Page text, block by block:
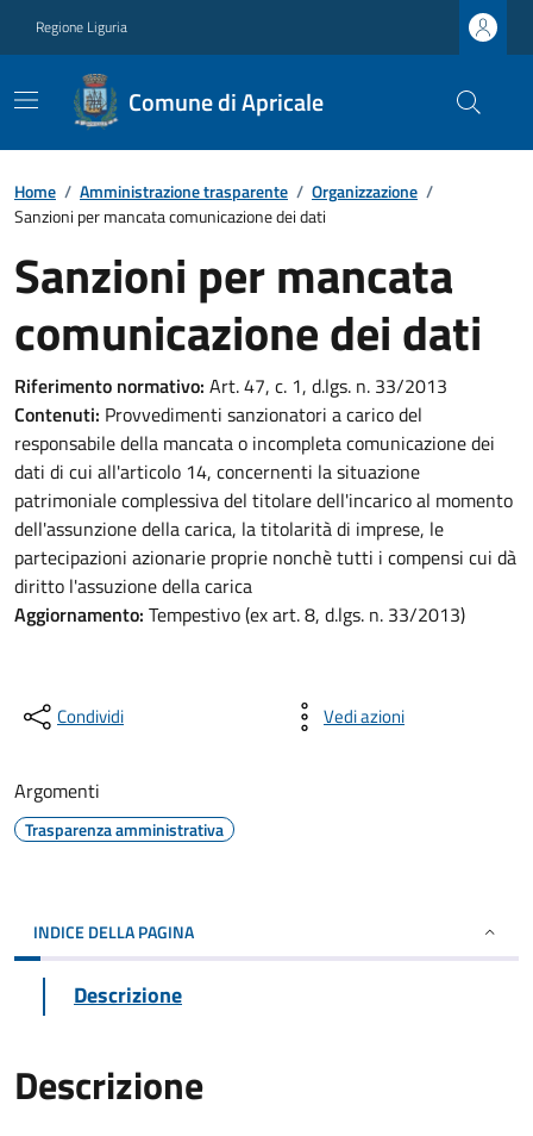
Regione Liguria
Comune di Apricale
Home / Amministrazione trasparente / Organizzazione /
Sanzioni per mancata comunicazione dei dati
Sanzioni per mancata
comunicazione dei dati
Riferimento normativo: Art. 47, c. 1, d.lgs. n. 33/2013
Contenuti: Provvedimenti sanzionatori a carico del
responsabile della mancata o incompleta comunicazione dei
dati di cui all'articolo 14, concernenti la situazione
patrimoniale complessiva del titolare dell'incarico al momento
dell'assunzione della carica, la titolarità di imprese, le
partecipazioni azionarie proprie nonchè tutti i compensi cui dà
diritto l'assuzione della carica
Aggiornamento: Tempestivo (ex art. 8, d.lgs. n. 33/2013)
Condividi Vedi azioni
Argomenti
Trasparenza amministrativa
INDICE DELLA PAGINA
Descrizione
Descrizione